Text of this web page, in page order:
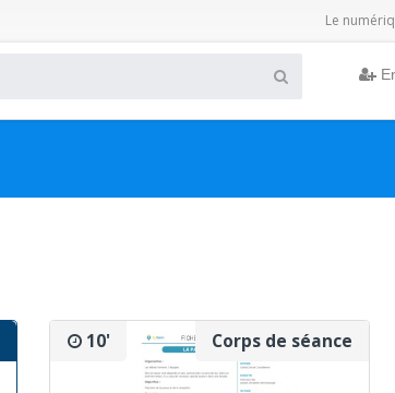
Le
Corps de séance
10'